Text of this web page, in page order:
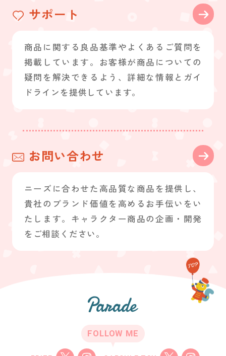
サポート
商品に関する良品基準やよくあるご質問を
掲載しています。お客様が商品についての
疑問を解決できるよう、詳細な情報とガイ
ドラインを提供しています。
お問い合わせ
ニーズに合わせた高品質な商品を提供し、
貴社のブランド価値を高めるお手伝いをい
たします。キャラクター商品の企画・開発
をご相談ください。
FOLLOW ME